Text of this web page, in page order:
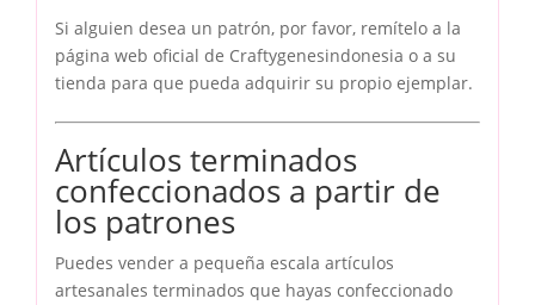
Si alguien desea un patrón, por favor, remítelo a la
página web oficial de Craftygenesindonesia o a su
tienda para que pueda adquirir su propio ejemplar.
Artículos terminados
confeccionados a partir de
los patrones
Puedes vender a pequeña escala artículos
artesanales terminados que hayas confeccionado